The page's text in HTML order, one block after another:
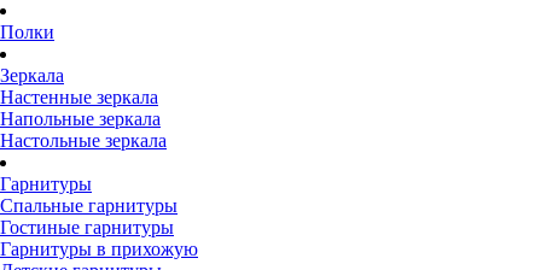
Полки
Зеркала
Настенные зеркала
Напольные зеркала
Настольные зеркала
Гарнитуры
Спальные гарнитуры
Гостиные гарнитуры
Гарнитуры в прихожую